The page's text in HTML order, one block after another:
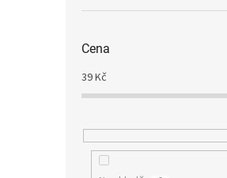
Cena
39Kč